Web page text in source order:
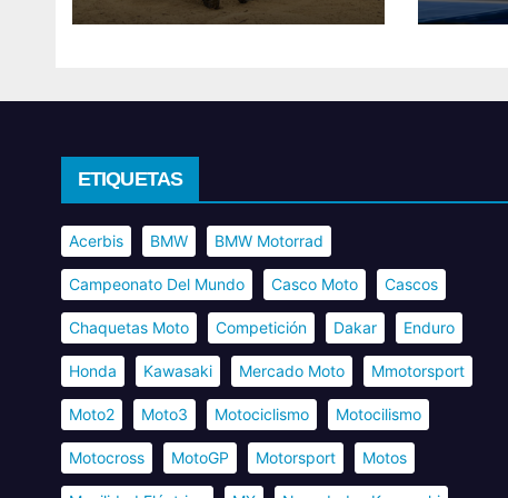
ETIQUETAS
Acerbis BMW BMW Motorrad
Campeonato Del Mundo Casco Moto Cascos
Chaquetas Moto Competición Dakar Enduro
Honda Kawasaki Mercado Moto Mmotorsport
Moto2 Moto3 Motociclismo Motocilismo
Motocross MotoGP Motorsport Motos